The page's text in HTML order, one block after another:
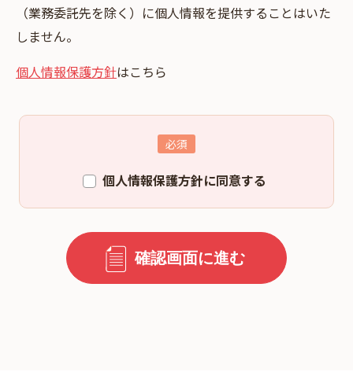
（業務委託先を除く）に個⼈情報を提供することはいた
しません。
個人情報保護方針はこちら
個人情報保護方針に同意する
確認画面に進む